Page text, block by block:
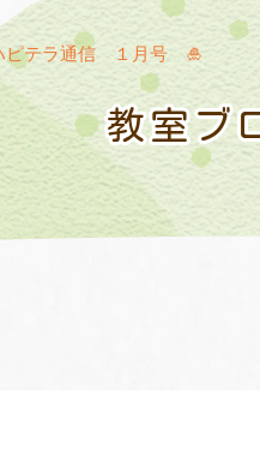
ピテラ通信 １月号 🎍
教室ブ